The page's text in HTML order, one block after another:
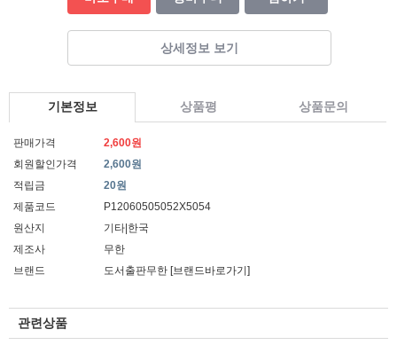
상세정보 보기
기본정보 상품평 상품문의
판매가격
2,600원
회원할인가격
2,600원
적립금
20원
제품코드
P12060505052X5054
원산지
기타|한국
제조사
무한
브랜드
도서출판무한 [브랜드바로가기]
관련상품